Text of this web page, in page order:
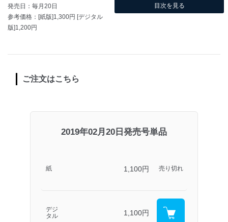
発売日：毎月20日
参考価格：[紙版]1,300円 [デジタル
版]1,200円
目次を見る
ご注文はこちら
2019年02月20日発売号単品
紙 1,100円 売り切れ
デジ
タル
1,100円